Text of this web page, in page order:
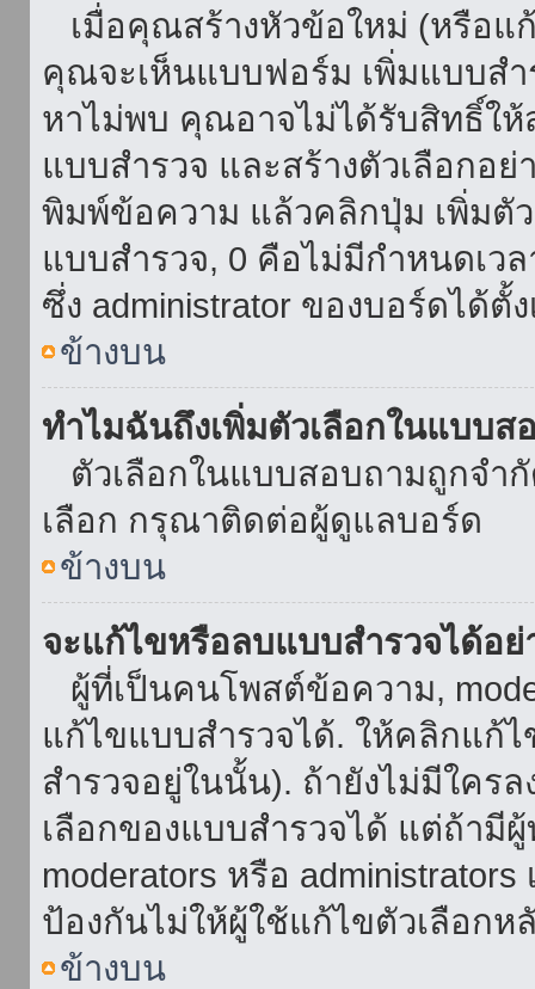
เมื่อคุณสร้างหัวข้อใหม่ (หรือ
คุณจะเห็นแบบฟอร์ม เพิ่มแบบส
หาไม่พบ คุณอาจไม่ได้รับสิทธิ์ใ
แบบสำรวจ และสร้างตัวเลือกอย่
พิมพ์ข้อความ แล้วคลิกปุ่ม เพิ่มตั
แบบสำรวจ, 0 คือไม่มีกำหนดเว
ซึ่ง administrator ของบอร์ดได้ตั้ง
ข้างบน
ทำไมฉันถึงเพิ่มตัวเลือกในแบบส
ตัวเลือกในแบบสอบถามถูกจำ
เลือก กรุณาติดต่อผู้ดูแลบอร์ด
ข้างบน
จะแก้ไขหรือลบแบบสำรวจได้อย่
ผู้ที่เป็นคนโพสต์ข้อความ,
แก้ไขแบบสำรวจได้. ให้คลิกแก้
สำรวจอยู่ในนั้น). ถ้ายังไม่มีใค
เลือกของแบบสำรวจได้ แต่ถ้ามี
moderators หรือ
ป้องกันไม่ให้ผู้ใช้แก้ไขตัวเลือกห
ข้างบน